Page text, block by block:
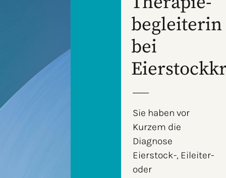
begleiterin
bei
Sie haben vor
Kurzem die
Diagnose
Eierstock-, Eileiter-
oder